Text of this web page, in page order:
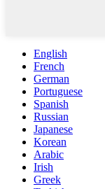
English
French
German
Portuguese
Spanish
Russian
Japanese
Korean
Arabic
Irish
Greek